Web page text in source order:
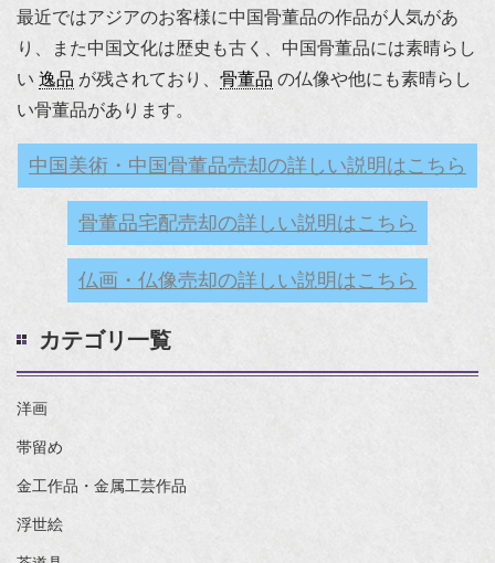
最近ではアジアのお客様に中国骨董品の作品が人気があ
り、また中国文化は歴史も古く、中国骨董品には素晴らし
い 逸品 が残されており、 骨董品 の仏像や他にも素晴らし
い骨董品があります。
中国美術・中国骨董品売却の詳しい説明はこちら
骨董品宅配売却の詳しい説明はこちら
仏画・仏像売却の詳しい説明はこちら
カテゴリ一覧
洋画
帯留め
金工作品・金属工芸作品
浮世絵